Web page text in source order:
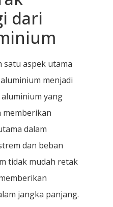
dari
satu aspek utama
menjadi
yang
memberikan
dalam
dan beban
tidak mudah retak
jangka panjang.